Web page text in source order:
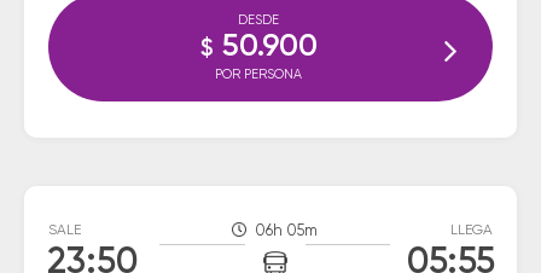
DESDE
$ 50.900
POR PERSONA
SALE
23:50
06h 05m LLEGA
05:55